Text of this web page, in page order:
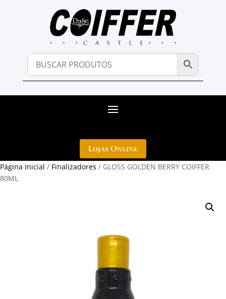
Lojas Online
Página Inicial / Finalizadores / GLOSS GOLDEN BERRY COIFFER
80ML